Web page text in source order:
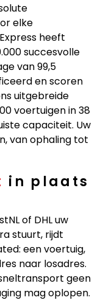
elke
heeft
succesvolle
van 99,5
en scoren
uitgebreide
voertuigen in 38
capaciteit. Uw
van ophaling tot
in plaats
of DHL uw
stuurt, rijdt
een voertuig,
naar losadres.
geen
mag oplopen.